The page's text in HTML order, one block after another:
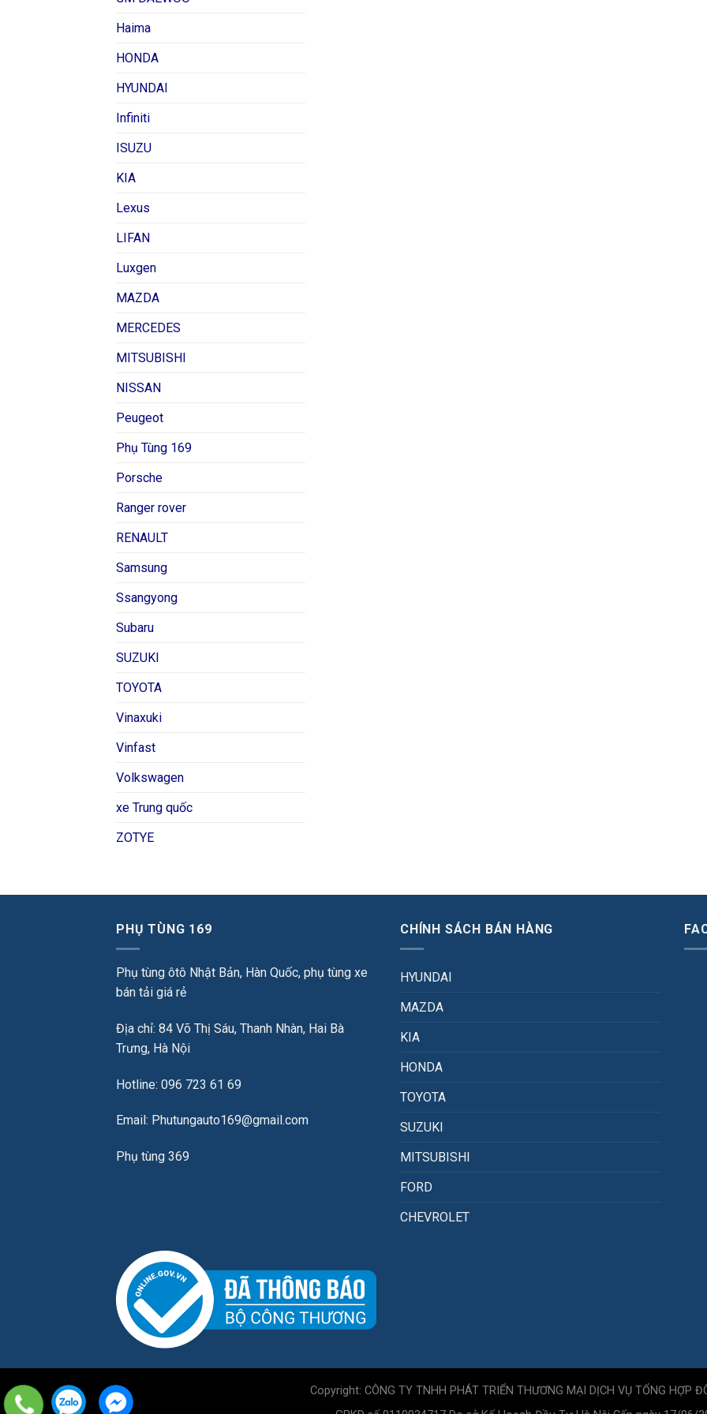
Haima
HONDA
HYUNDAI
Infiniti
ISUZU
KIA
Lexus
LIFAN
Luxgen
MAZDA
MERCEDES
MITSUBISHI
NISSAN
Peugeot
Phụ Tùng 169
Porsche
Ranger rover
RENAULT
Samsung
Ssangyong
Subaru
SUZUKI
TOYOTA
Vinaxuki
Vinfast
Volkswagen
xe Trung quốc
ZOTYE
PHỤ TÙNG 169
Phụ tùng ôtô Nhật Bản, Hàn Quốc, phụ tùng xe
bán tải giá rẻ
Địa chỉ: 84 Võ Thị Sáu, Thanh Nhàn, Hai Bà
Trưng, Hà Nội
Hotline: 096 723 61 69
Email: Phutungauto169@gmail.com
Phụ tùng 369
CHÍNH SÁCH BÁN HÀNG
HYUNDAI
MAZDA
KIA
HONDA
TOYOTA
SUZUKI
MITSUBISHI
FORD
CHEVROLET
Copyright: CÔNG TY TNHH PHÁT TRIỂN THƯƠNG MẠI DỊCH VỤ TỔNG HỢP